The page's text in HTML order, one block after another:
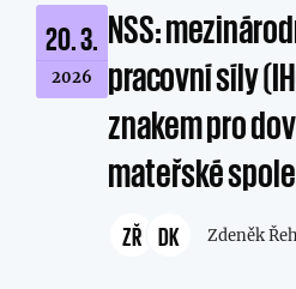
20. 3.
2026
NSS:
pracovní síly
znakem pro
mateřské
ZŘ DK Zdeněk